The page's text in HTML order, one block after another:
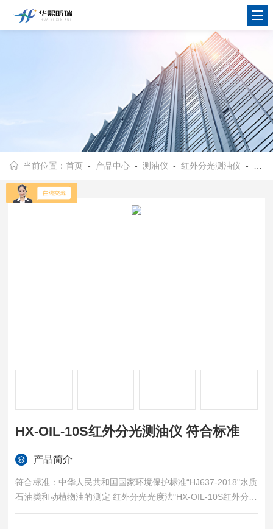
当前位置：首页 - 产品中心 -测油仪 -红外分光测油仪 - 华熙昕瑞HX-OIL-10S红外分光测油仪 符合标准
HX-OIL-10S红外分光测油仪 符合标准
产品简介
符合标准：中华人民共和国国家环境保护标准“HJ637-2018"水质
石油类和动植物油的测定 红外分光光度法"HX-OIL-10S红外分光
测油仪 符合标准